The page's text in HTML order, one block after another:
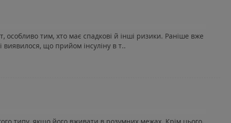
особливо тим, хто має спадкові й інші ризики. Раніше вже
виявилося, що прийом інсуліну в т..